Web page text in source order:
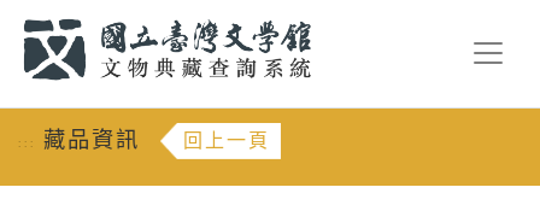
::: 藏品資訊 回上一頁